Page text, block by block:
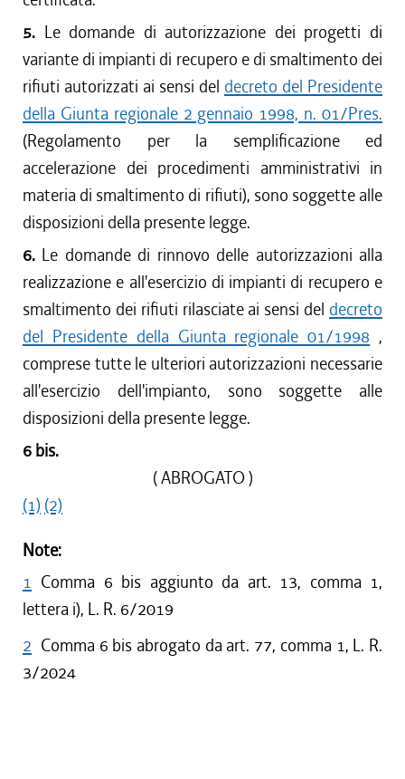
5. Le domande di autorizzazione dei progetti di
variante di impianti di recupero e di smaltimento dei
rifiuti autorizzati ai sensi del decreto del Presidente
della Giunta regionale 2 gennaio 1998, n. 01/Pres.
(Regolamento per la semplificazione ed
accelerazione dei procedimenti amministrativi in
materia di smaltimento di rifiuti), sono soggette alle
disposizioni della presente legge.
6. Le domande di rinnovo delle autorizzazioni alla
realizzazione e all'esercizio di impianti di recupero e
smaltimento dei rifiuti rilasciate ai sensi del decreto
del Presidente della Giunta regionale 01/1998 ,
comprese tutte le ulteriori autorizzazioni necessarie
all'esercizio dell'impianto, sono soggette alle
disposizioni della presente legge.
6 bis.
( ABROGATO )
(1) (2)
Note:
1 Comma 6 bis aggiunto da art. 13, comma 1,
lettera i), L. R. 6/2019
2 Comma 6 bis abrogato da art. 77, comma 1, L. R.
3/2024